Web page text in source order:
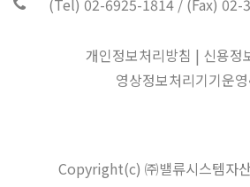
(Tel) 02-6925-1814 / (Fax) 02-
개인정보처리방침 | 신용정
영상정보처리기기운영
Copyright(c) ㈜밸류시스템자